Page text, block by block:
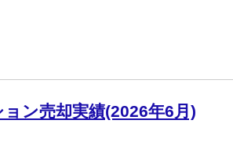
ン売却実績(2026年6月)